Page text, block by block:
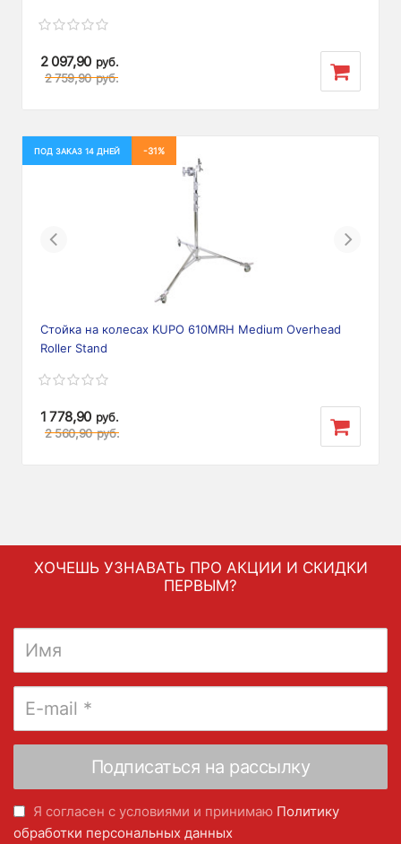
2 097,90 руб.
2 759,90 руб.
ПОД ЗАКАЗ 14 ДНЕЙ -31%
Previous Next
Стойка на колесах KUPO 610MRH Medium Overhead
Roller Stand
1 778,90 руб.
2 560,90 руб.
ХОЧЕШЬ УЗНАВАТЬ ПРО АКЦИИ И СКИДКИ
ПЕРВЫМ?
Я согласен с условиями и принимаю Политику
обработки персональных данных